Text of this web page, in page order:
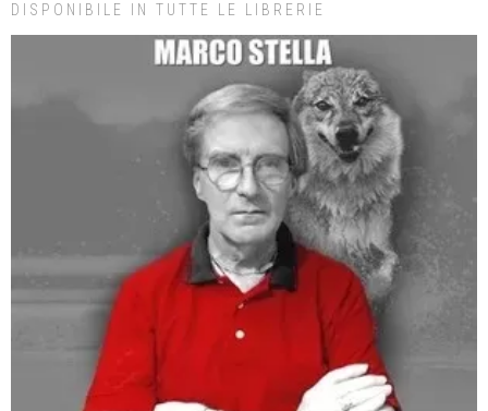
DISPONIBILE IN TUTTE LE LIBRERIE